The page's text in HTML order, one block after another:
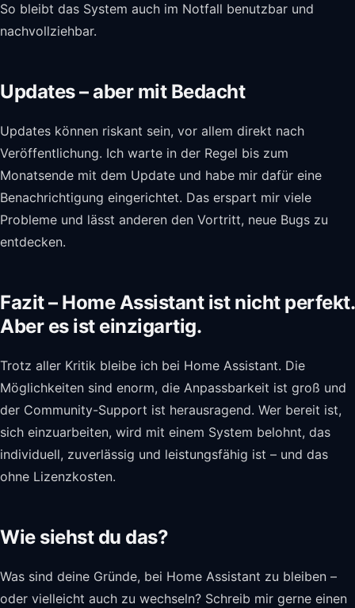
So bleibt das System auch im Notfall benutzbar und
nachvollziehbar.
Updates – aber mit Bedacht
Updates können riskant sein, vor allem direkt nach
Veröffentlichung. Ich warte in der Regel bis zum
Monatsende mit dem Update und habe mir dafür eine
Benachrichtigung eingerichtet. Das erspart mir viele
Probleme und lässt anderen den Vortritt, neue Bugs zu
entdecken.
Fazit – Home Assistant ist nicht perfekt.
Aber es ist einzigartig.
Trotz aller Kritik bleibe ich bei Home Assistant. Die
Möglichkeiten sind enorm, die Anpassbarkeit ist groß und
der Community-Support ist herausragend. Wer bereit ist,
sich einzuarbeiten, wird mit einem System belohnt, das
individuell, zuverlässig und leistungsfähig ist – und das
ohne Lizenzkosten.
Wie siehst du das?
Was sind deine Gründe, bei Home Assistant zu bleiben –
oder vielleicht auch zu wechseln? Schreib mir gerne einen